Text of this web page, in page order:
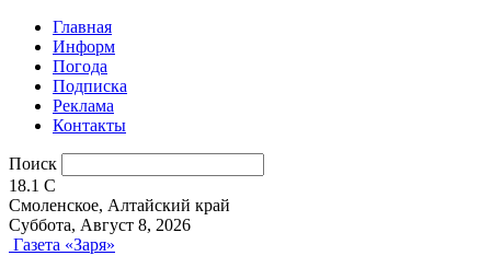
Главная
Информ
Погода
Подписка
Реклама
Контакты
Поиск
18.1 C
Смоленское, Алтайский край
Суббота, Август 8, 2026
Газета «Заря»